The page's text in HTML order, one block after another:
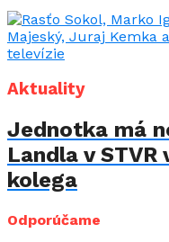
Aktuality
Jednotka má
Landla v
kolega
Odporúčame